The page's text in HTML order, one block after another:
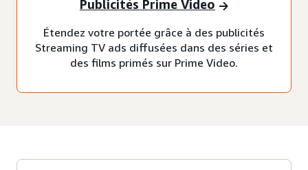
Publicités Prime Video
Étendez votre portée grâce à des publicités
Streaming TV ads diffusées dans des séries et
des films primés sur Prime Video.